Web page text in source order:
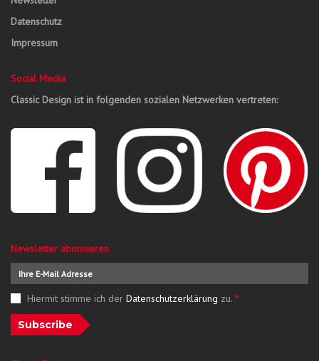
Datenschutz
Impressum
Social Media
Classic Design ist in folgenden sozialen Netzwerken vertreten:
Newsletter abonnieren
Hiermit stimme ich der Datenschutzerklärung zu. *
Subscribe